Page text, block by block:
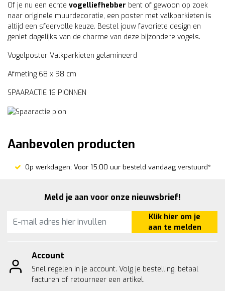
Of je nu een echte vogelliefhebber bent of gewoon op zoek
naar originele muurdecoratie, een poster met valkparkieten is
altijd een sfeervolle keuze. Bestel jouw favoriete design en
geniet dagelijks van de charme van deze bijzondere vogels.
Vogelposter Valkparkieten gelamineerd
Afmeting 68 x 98 cm
SPAARACTIE 16 PIONNEN
Aanbevolen producten
Op werkdagen; Voor 15:00 uur besteld vandaag verstuurd*
Meld je aan voor onze nieuwsbrief!
Klik hier om je
aan te melden
Account
Snel regelen in je account. Volg je bestelling, betaal
facturen of retourneer een artikel.